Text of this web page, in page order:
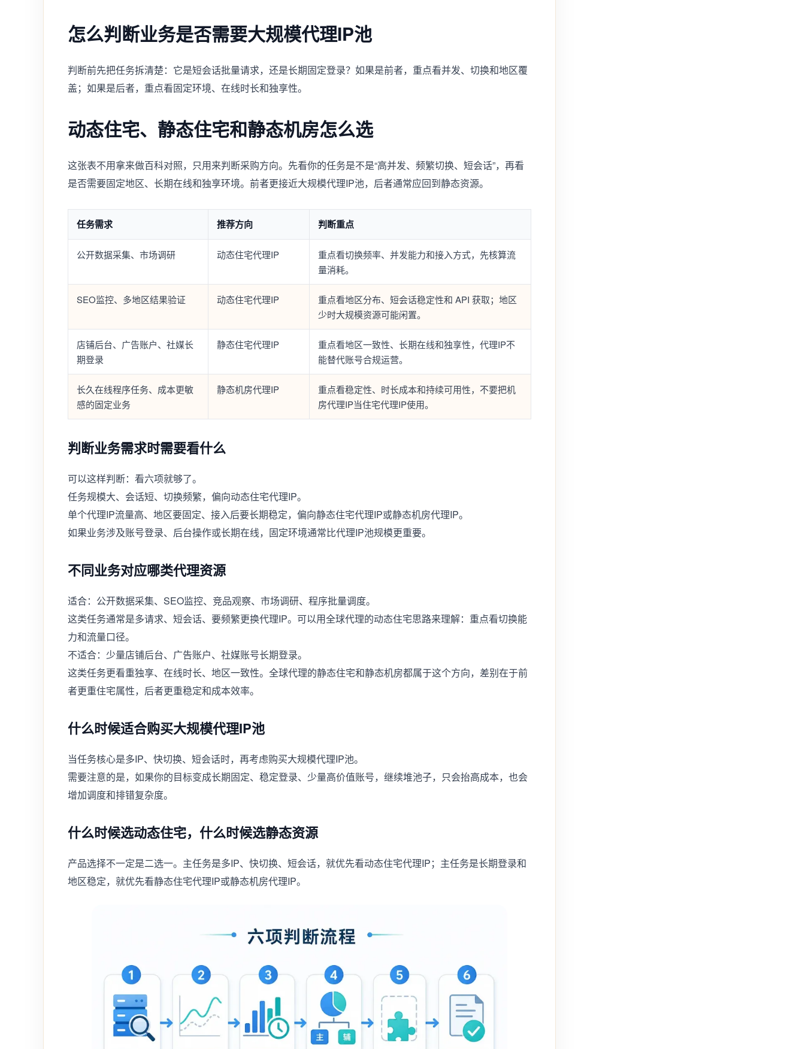
怎么判断业务是否需要大规模代理IP池
判断前先把任务拆清楚：它是短会话批量请求，还是长期固定登录？如果是前者，重点看并发、切换和地区覆
盖；如果是后者，重点看固定环境、在线时长和独享性。
动态住宅、静态住宅和静态机房怎么选
这张表不用拿来做百科对照，只用来判断采购方向。先看你的任务是不是“高并发、频繁切换、短会话”，再看
是否需要固定地区、长期在线和独享环境。前者更接近大规模代理IP池，后者通常应回到静态资源。
任务需求 推荐方向 判断重点
公开数据采集、市场调研 动态住宅代理IP
重点看切换频率、并发能力和接入方式，先核算流
量消耗。
SEO监控、多地区结果验证 动态住宅代理IP
重点看地区分布、短会话稳定性和 API 获取；地区
少时大规模资源可能闲置。
店铺后台、广告账户、社媒长
期登录
静态住宅代理IP
重点看地区一致性、长期在线和独享性，代理IP不
能替代账号合规运营。
长久在线程序任务、成本更敏
感的固定业务
静态机房代理IP
重点看稳定性、时长成本和持续可用性，不要把机
房代理IP当住宅代理IP使用。
判断业务需求时需要看什么
可以这样判断：看六项就够了。
任务规模大、会话短、切换频繁，偏向动态住宅代理IP。
单个代理IP流量高、地区要固定、接入后要长期稳定，偏向静态住宅代理IP或静态机房代理IP。
如果业务涉及账号登录、后台操作或长期在线，固定环境通常比代理IP池规模更重要。
不同业务对应哪类代理资源
适合：公开数据采集、SEO监控、竞品观察、市场调研、程序批量调度。
这类任务通常是多请求、短会话、要频繁更换代理IP。可以用全球代理的动态住宅思路来理解：重点看切换能
力和流量口径。
不适合：少量店铺后台、广告账户、社媒账号长期登录。
这类任务更看重独享、在线时长、地区一致性。全球代理的静态住宅和静态机房都属于这个方向，差别在于前
者更重住宅属性，后者更重稳定和成本效率。
什么时候适合购买大规模代理IP池
当任务核心是多IP、快切换、短会话时，再考虑购买大规模代理IP池。
需要注意的是，如果你的目标变成长期固定、稳定登录、少量高价值账号，继续堆池子，只会抬高成本，也会
增加调度和排错复杂度。
什么时候选动态住宅，什么时候选静态资源
产品选择不一定是二选一。主任务是多IP、快切换、短会话，就优先看动态住宅代理IP；主任务是长期登录和
地区稳定，就优先看静态住宅代理IP或静态机房代理IP。